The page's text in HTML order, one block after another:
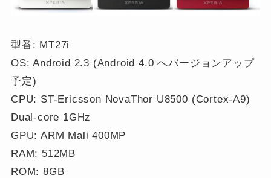
型番: MT27i
OS: Android 2.3 (Android 4.0 へバージョンアップ
予定)
CPU: ST-Ericsson NovaThor U8500 (Cortex-A9)
Dual-core 1GHz
GPU: ARM Mali 400MP
RAM: 512MB
ROM: 8GB